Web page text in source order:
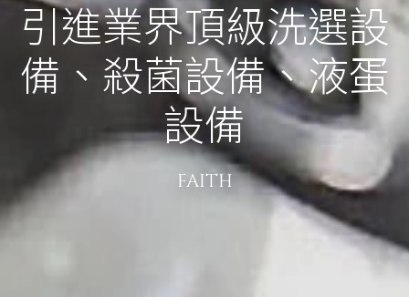
引進業界頂級洗選設
備、殺菌設備、液蛋
設備
FAITH